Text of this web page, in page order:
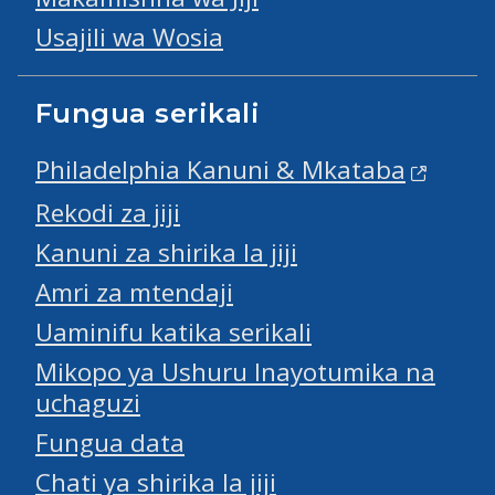
Moto kengele vyeti mahitaji slides webinar
Mahitaji ya leseni ya mkandarasi wa
Slides za maendeleo ya mafuriko
Nyumba za viwandani na majengo slides za
wavuti
wavuti
Fanya Ruhusa salama na mahitaji ya ukaguzi
wa slaidi za wavuti
Usajili wa Wosia
Fungua serikali
Philadelphia Kanuni & Mkataba
Rekodi za jiji
Kanuni za shirika la jiji
Amri za mtendaji
Uaminifu katika serikali
Mikopo ya Ushuru Inayotumika na
uchaguzi
Fungua data
Chati ya shirika la jiji